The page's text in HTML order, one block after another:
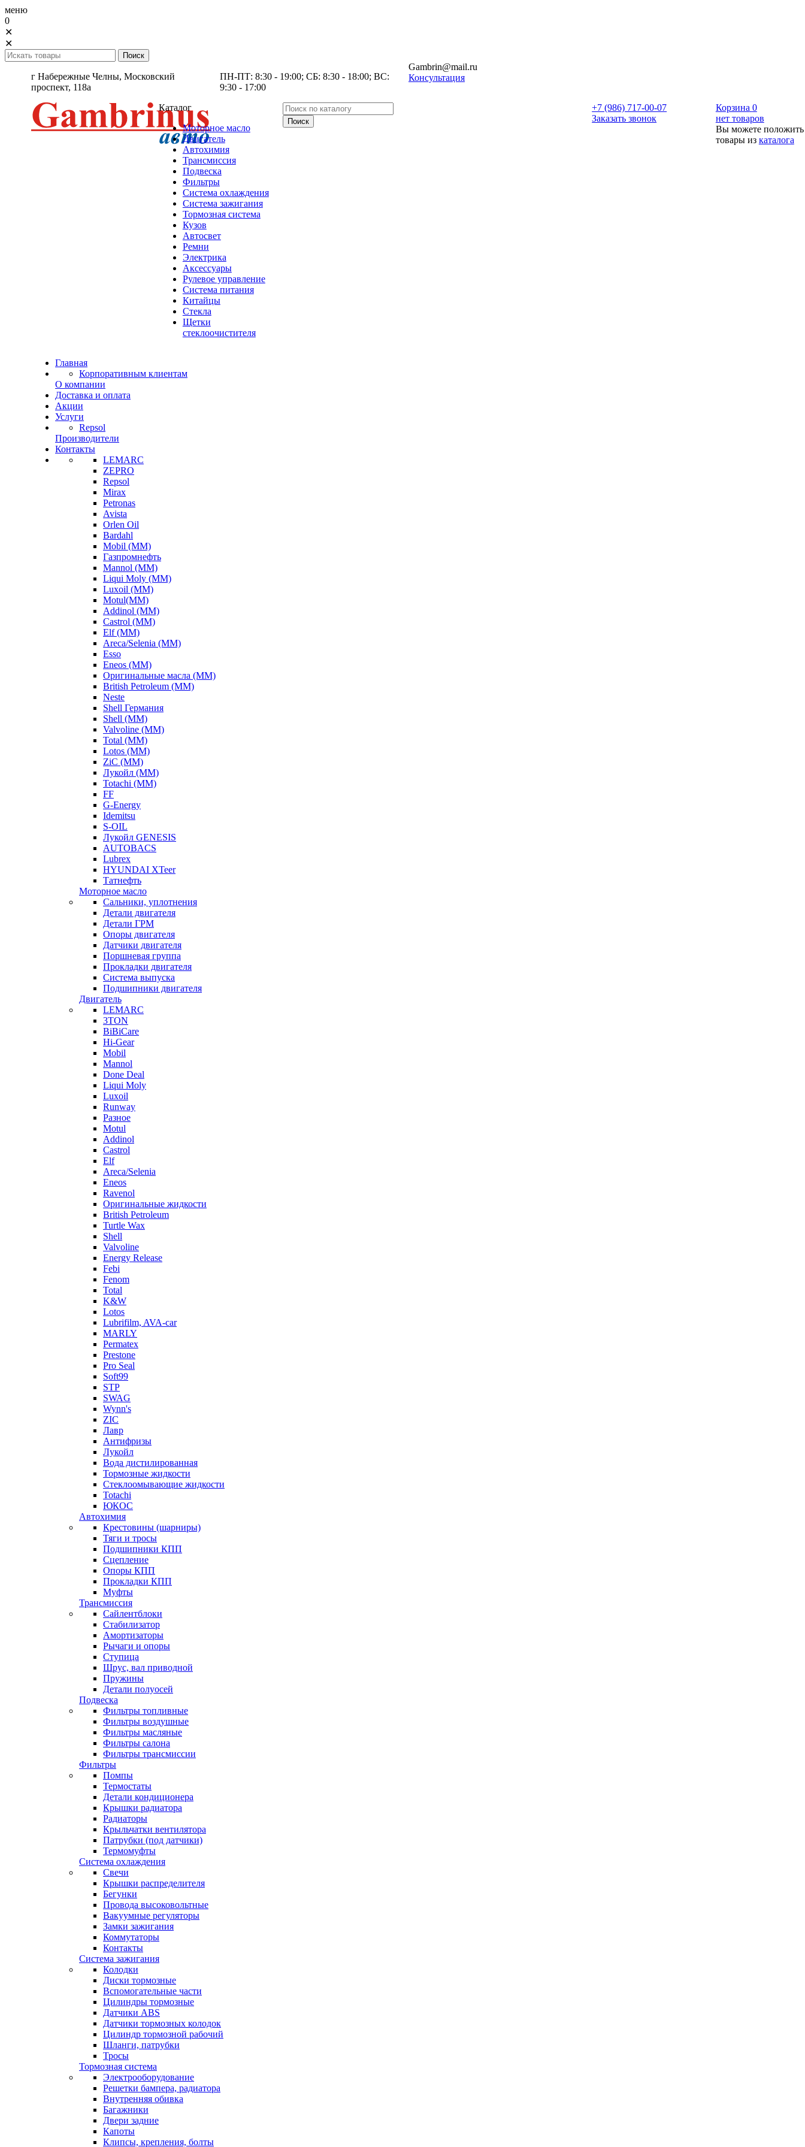
меню
0
✕
✕
г Набережные Челны, Московский
проспект, 118а
ПН-ПТ: 8:30 - 19:00; СБ: 8:30 - 18:00; ВС:
9:30 - 17:00
Gambrin@mail.ru
Консультация
Каталог
Моторное масло
Двигатель
Автохимия
Трансмиссия
Подвеска
Фильтры
Система охлаждения
Система зажигания
Тормозная система
Кузов
Автосвет
Ремни
Электрика
Аксессуары
Рулевое управление
Система питания
Китайцы
Стекла
Щетки
стеклоочистителя
+7 (986) 717-00-07
Заказать звонок
Корзина 0
нет товаров
Вы можете положить
товары из каталога
Главная
Корпоративным клиентам
О компании
Доставка и оплата
Акции
Услуги
Repsol
Производители
Контакты
LEMARC
ZEPRO
Repsol
Mirax
Petronas
Avista
Orlen Oil
Bardahl
Mobil (ММ)
Газпромнефть
Mannol (ММ)
Liqui Moly (ММ)
Luxoil (ММ)
Motul(ММ)
Addinol (ММ)
Castrol (ММ)
Elf (ММ)
Areca/Selenia (ММ)
Esso
Eneos (ММ)
Оригинальные масла (ММ)
British Petroleum (ММ)
Neste
Shell Германия
Shell (ММ)
Valvoline (ММ)
Total (ММ)
Lotos (ММ)
ZiC (ММ)
Лукойл (ММ)
Totachi (MM)
FF
G-Energy
Idemitsu
S-OIL
Лукойл GENESIS
AUTOBACS
Lubrex
HYUNDAI XTeer
Татнефть
Моторное масло
Сальники, уплотнения
Детали двигателя
Детали ГРМ
Опоры двигателя
Датчики двигателя
Поршневая группа
Прокладки двигателя
Система выпуска
Подшипники двигателя
Двигатель
LEMARC
3TON
BiBiCare
Hi-Gear
Mobil
Mannol
Done Deal
Liqui Moly
Luxoil
Runway
Разное
Motul
Addinol
Castrol
Elf
Areca/Selenia
Eneos
Ravenol
Оригинальные жидкости
British Petroleum
Turtle Wax
Shell
Valvoline
Energy Release
Febi
Fenom
Total
K&W
Lotos
Lubrifilm, AVA-car
MARLY
Permatex
Prestone
Pro Seal
Soft99
STP
SWAG
Wynn's
ZIC
Лавр
Антифризы
Лукойл
Вода дистилированная
Тормозные жидкости
Стеклоомывающие жидкости
Totachi
ЮКОС
Автохимия
Крестовины (шарниры)
Тяги и тросы
Подшипники КПП
Сцепление
Опоры КПП
Прокладки КПП
Муфты
Трансмиссия
Сайлентблоки
Стабилизатор
Амортизаторы
Рычаги и опоры
Ступица
Шрус, вал приводной
Пружины
Детали полуосей
Подвеска
Фильтры топливные
Фильтры воздушные
Фильтры масляные
Фильтры салона
Фильтры трансмиссии
Фильтры
Помпы
Термостаты
Детали кондиционера
Крышки радиатора
Радиаторы
Крыльчатки вентилятора
Патрубки (под датчики)
Термомуфты
Система охлаждения
Свечи
Крышки распределителя
Бегунки
Провода высоковольтные
Вакуумные регуляторы
Замки зажигания
Коммутаторы
Контакты
Система зажигания
Колодки
Диски тормозные
Вспомогательные части
Цилиндры тормозные
Датчики ABS
Датчики тормозных колодок
Цилиндр тормозной рабочий
Шланги, патрубки
Тросы
Тормозная система
Электрооборудование
Решетки бампера, радиатора
Внутренняя обивка
Багажники
Двери задние
Капоты
Клипсы, крепления, болты